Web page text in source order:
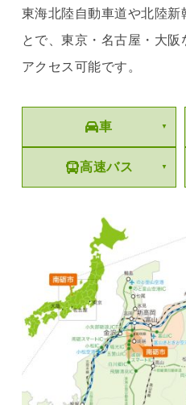
東海北陸自動車道や北陸新
とで、東京・名古屋・大
アクセス可能です。
車
高速バス